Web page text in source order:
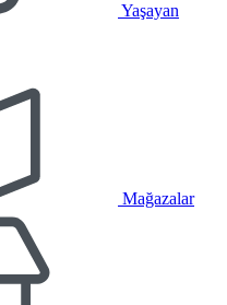
Yaşayan
Mağazalar